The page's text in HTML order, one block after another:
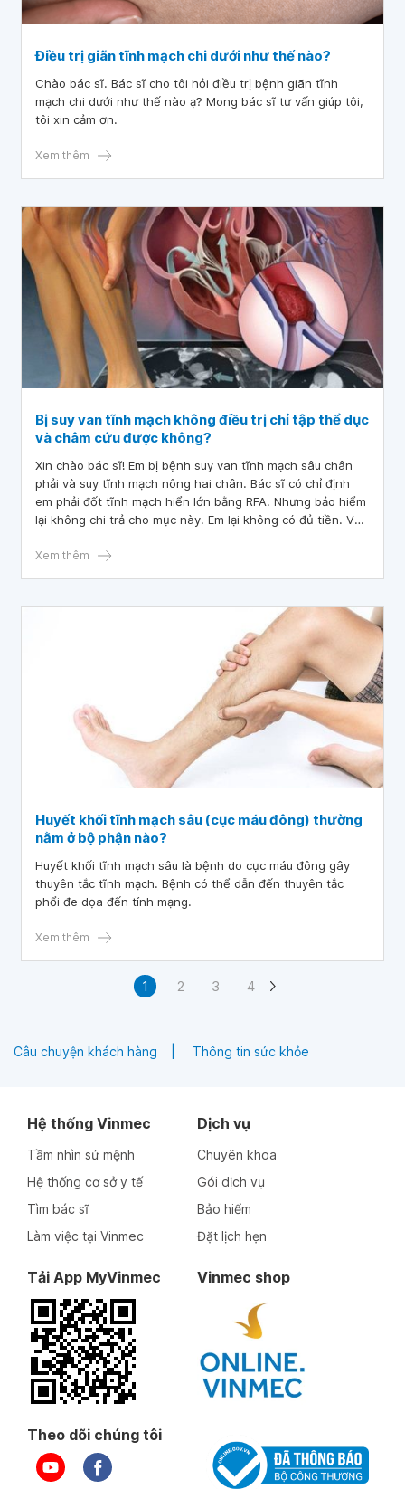
Điều trị giãn tĩnh mạch chi dưới như thế nào?
Chào bác sĩ. Bác sĩ cho tôi hỏi điều trị bệnh giãn tĩnh
mạch chi dưới như thế nào ạ? Mong bác sĩ tư vấn giúp tôi,
tôi xin cảm ơn.
Xem thêm
Bị suy van tĩnh mạch không điều trị chỉ tập thể dục
và châm cứu được không?
Xin chào bác sĩ! Em bị bệnh suy van tĩnh mạch sâu chân
phải và suy tĩnh mạch nông hai chân. Bác sĩ có chỉ định
em phải đốt tĩnh mạch hiển lớn bằng RFA. Nhưng bảo hiểm
lại không chi trả cho mục này. Em lại không có đủ tiền. Vậy
châm cứu được không? Mong bác sĩ tư vấn, em cảm ơn ạ!
Xem thêm
Huyết khối tĩnh mạch sâu (cục máu đông) thường
nằm ở bộ phận nào?
Huyết khối tĩnh mạch sâu là bệnh do cục máu đông gây
thuyên tắc tĩnh mạch. Bệnh có thể dẫn đến thuyên tắc
phổi đe dọa đến tính mạng.
Xem thêm
1 2 3 4
Câu chuyện khách hàng Thông tin sức khỏe
Hệ thống Vinmec
Tầm nhìn sứ mệnh
Hệ thống cơ sở y tế
Tìm bác sĩ
Làm việc tại Vinmec
Dịch vụ
Chuyên khoa
Gói dịch vụ
Bảo hiểm
Đặt lịch hẹn
Tải App MyVinmec Vinmec shop
Theo dõi chúng tôi